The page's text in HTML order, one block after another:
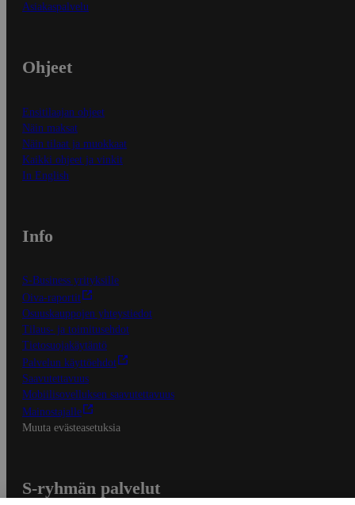
Asiakaspalvelu
Ohjeet
Ensitilaajan ohjeet
Näin maksat
Näin tilaat ja muokkaat
Kaikki ohjeet ja vinkit
In English
Info
S-Business yrityksille
Oiva-raportit
Osuuskauppojen yhteystiedot
Tilaus- ja toimitusehdot
Tietosuojakäytäntö
Palvelun käyttöehdot
Saavutettavuus
Mobiilisovelluksen saavutettavuus
Mainostajalle
Muuta evästeasetuksia
S-ryhmän palvelut